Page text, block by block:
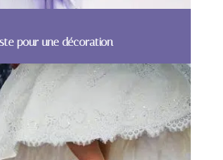
pour une décoration